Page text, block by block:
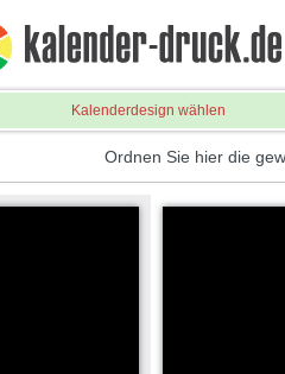
Kalenderdesign wählen
Ordnen Sie hier die